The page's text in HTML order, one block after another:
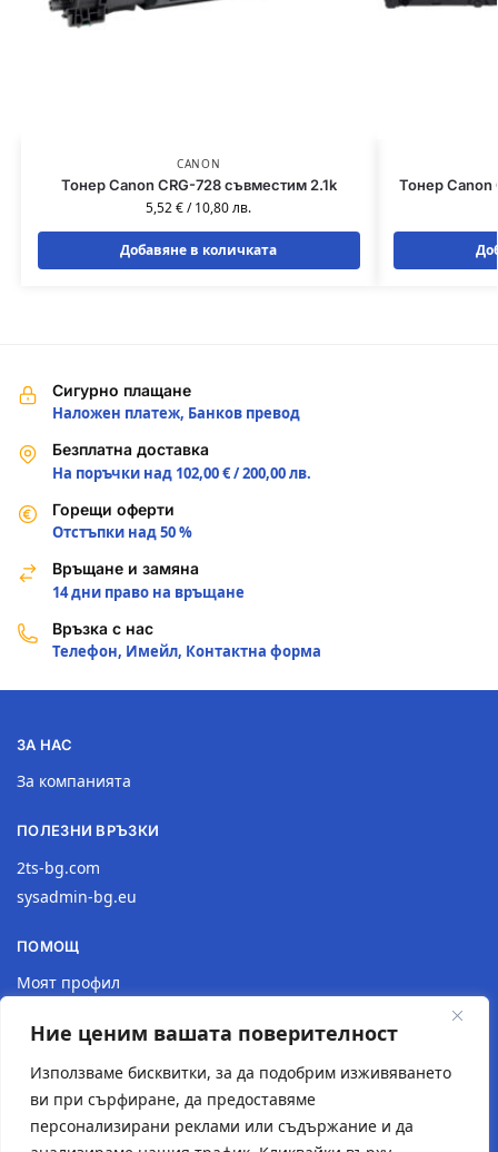
Ние ценим вашата поверителност
Използваме бисквитки, за да подобрим изживяването
ви при сърфиране, да предоставяме
персонализирани реклами или съдържание и да
CANON
Тонер Canon CRG-728 съвместим 2.1k
5,52€/10,80лв.
Добавяне в количката
Тонер
Сигурно плащане
Наложен платеж, Банков превод
Безплатна доставка
На поръчки над 102,00 € / 200,00 лв.
Горещи оферти
Отстъпки над 50 %
Връщане и замяна
14 дни право на връщане
Връзка с нас
Телефон, Имейл, Контактна форма
ЗА НАС
За компанията
ПОЛЕЗНИ ВРЪЗКИ
2ts-bg.com
sysadmin-bg.eu
ПОМОЩ
Моят профил
Връщане на продукт
Политика за поверителност